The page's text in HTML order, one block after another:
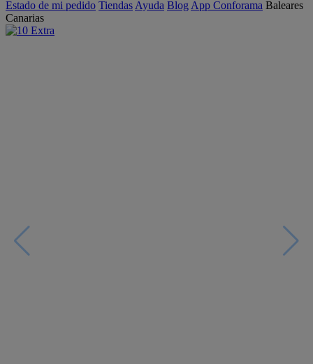
Estado de mi pedido Tiendas Ayuda Blog App Conforama Baleares
Canarias